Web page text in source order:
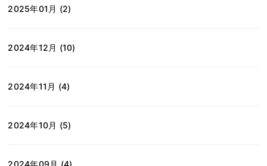
2025年01月 (2)
2024年12月 (10)
2024年11月 (4)
2024年10月 (5)